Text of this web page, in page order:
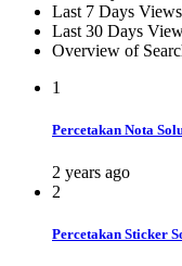
Last 7 Days
Last 30 Days
Overview of
1
Percetakan Nota
2 years ago
2
Percetakan Sticker